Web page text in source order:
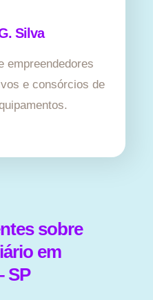
Silva
empreendedores
e consórcios de
sobre
em
SP